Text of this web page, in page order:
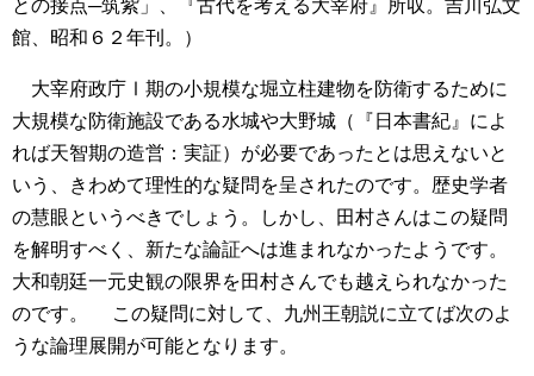
との接点─筑紫」、『古代を考える大宰府』所収。吉川弘文
館、昭和６２年刊。）
大宰府政庁Ⅰ期の小規模な堀立柱建物を防衛するために
大規模な防衛施設である水城や大野城（『日本書紀』によ
れば天智期の造営：実証）が必要であったとは思えないと
いう、きわめて理性的な疑問を呈されたのです。歴史学者
の慧眼というべきでしょう。しかし、田村さんはこの疑問
を解明すべく、新たな論証へは進まれなかったようです。
大和朝廷一元史観の限界を田村さんでも越えられなかった
のです。
この疑問に対して、九州王朝説に立てば次のよ
うな論理展開が可能となります。